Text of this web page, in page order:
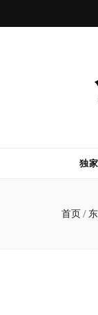
独家
首页/